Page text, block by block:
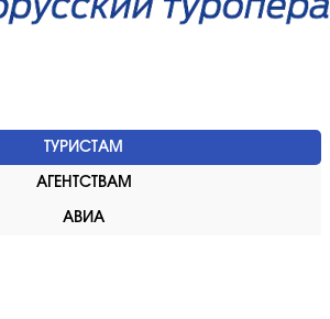
ТУРИСТАМ
АГЕНТСТВАМ
АВИА